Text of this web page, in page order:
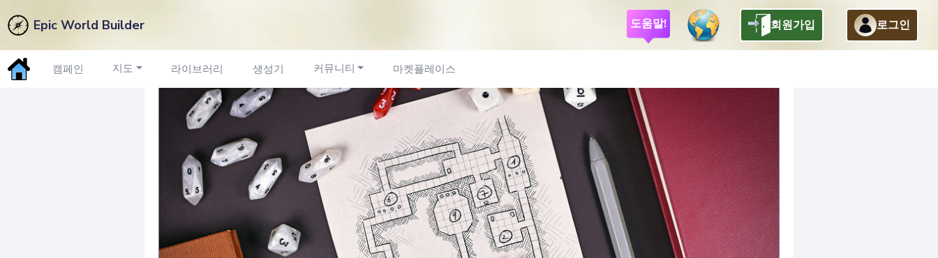
Epic World Builder 도움말! 회원가입 로그인
캠페인 지도 라이브러리 생성기 커뮤니티 마켓플레이스